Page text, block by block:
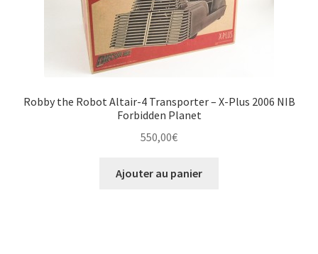
Robby the Robot Altair-4 Transporter – X-Plus 2006 NIB
Forbidden Planet
550,00€
Ajouter au panier